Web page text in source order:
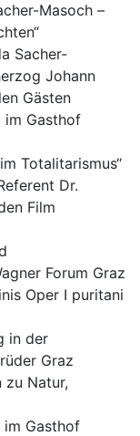
Masoch –
Sacher-
Johann
Gästen
im Gasthof
Totalitarismus“
Dr.
Film
Forum Graz
Oper I puritani
in der
Graz
zu Natur,
im Gasthof